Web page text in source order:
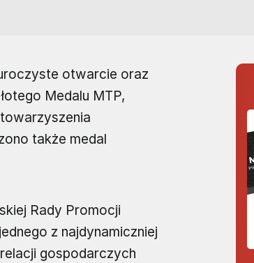
otwarcie oraz
Medalu MTP,
także medal
Rady Promocji
z najdynamiczniej
gospodarczych